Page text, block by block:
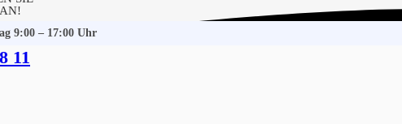
9:00 – 17:00 Uhr
11